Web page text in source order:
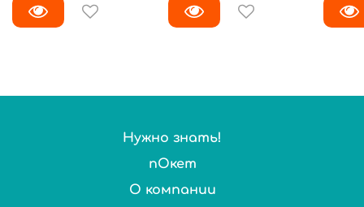
Нужно знать!
пОкет
О компании